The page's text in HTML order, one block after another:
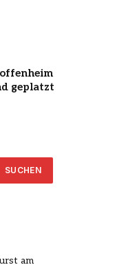
geplatzt
SUCHEN
am